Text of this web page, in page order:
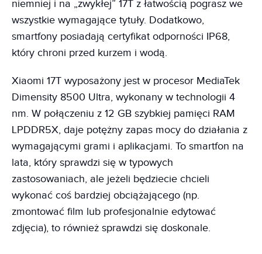
niemniej i na „zwykłej” 17T z łatwością pograsz we
wszystkie wymagające tytuły. Dodatkowo,
smartfony posiadają certyfikat odporności IP68,
który chroni przed kurzem i wodą.
Xiaomi 17T wyposażony jest w procesor MediaTek
Dimensity 8500 Ultra, wykonany w technologii 4
nm. W połączeniu z 12 GB szybkiej pamięci RAM
LPDDR5X, daje potężny zapas mocy do działania z
wymagającymi grami i aplikacjami. To smartfon na
lata, który sprawdzi się w typowych
zastosowaniach, ale jeżeli będziecie chcieli
wykonać coś bardziej obciążającego (np.
zmontować film lub profesjonalnie edytować
zdjęcia), to również sprawdzi się doskonale.